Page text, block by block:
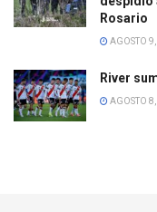
Rosario
AGOSTO
River
AGOSTO